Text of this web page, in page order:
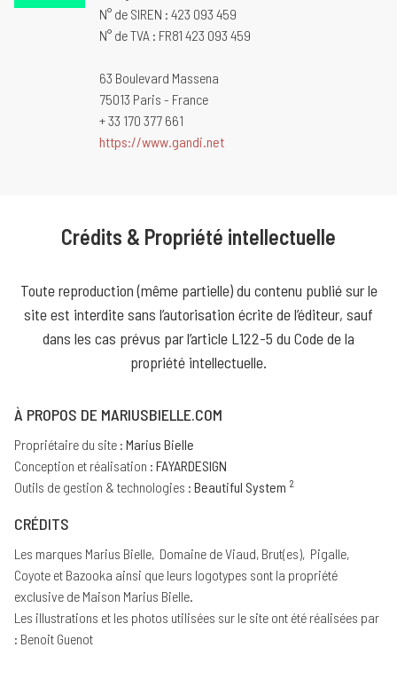
N° de SIREN : 423 093 459
N° de TVA : FR81 423 093 459
63 Boulevard Massena
75013 Paris - France
+ 33 170 377 661
https://www.gandi.net
Crédits & Propriété intellectuelle
Toute reproduction (même partielle) du contenu publié sur le
site est interdite sans l’autorisation écrite de l’éditeur, sauf
dans les cas prévus par l’article L122-5 du Code de la
propriété intellectuelle.
À PROPOS DE MARIUSBIELLE.COM
Propriétaire du site : Marius Bielle
Conception et réalisation : FAYARDESIGN
Outils de gestion & technologies : Beautiful System 2
CRÉDITS
Les marques Marius Bielle, Domaine de Viaud, Brut(es), Pigalle,
Coyote et Bazooka ainsi que leurs logotypes sont la propriété
exclusive de Maison Marius Bielle.
Les illustrations et les photos utilisées sur le site ont été réalisées par
: Benoit Guenot